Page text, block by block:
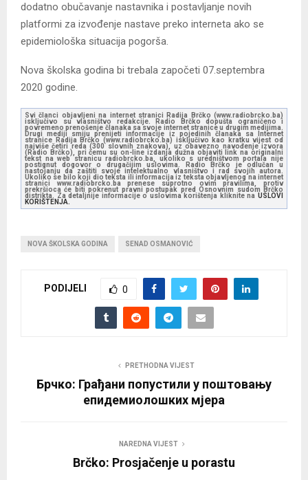
dodatno obučavanje nastavnika i postavljanje novih
platformi za izvođenje nastave preko interneta ako se
epidemiološka situacija pogorša.
Nova školska godina bi trebala započeti 07.septembra
2020 godine.
Svi članci objavljeni na internet stranici Radija Brčko (www.radiobrcko.ba)
isključivo su vlasništvo redakcije. Radio Brčko dopušta ograničeno i
povremeno prenošenje članaka sa svoje internet stranice u drugim medijima.
Drugi mediji smiju prenijeti informacije iz pojedinih članaka sa Internet
stranice Radija Brčko (www.radiobrcko.ba) isključivo kao kratku vijest od
najviše četiri reda (300 slovnih znakova), uz obavezno navođenje izvora
(Radio Brčko), pri čemu su on-line izdanja dužna objaviti link na originalni
tekst na web stranicu radiobrcko.ba, ukoliko s uredništvom portala nije
postignut dogovor o drugačijim uslovima. Radio Brčko je odlučan u
nastojanju da zaštiti svoje intelektualno vlasništvo i rad svojih autora.
Ukoliko se bilo koji dio teksta ili informacija iz teksta objavljenog na internet
stranici www.radiobrcko.ba prenese suprotno ovim pravilima, protiv
prekršioca će biti pokrenut pravni postupak pred Osnovnim sudom Brčko
distrikta. Za detaljnije informacije o uslovima korištenja kliknite na USLOVI
KORIŠTENJA.
NOVA ŠKOLSKA GODINA SENAD OSMANOVIĆ
PODIJELI 0
PRETHODNA VIJEST
Брчко: Грађани попустили у поштовању
епидемиолошких мјера
NAREDNA VIJEST
Brčko: Prosjačenje u porastu